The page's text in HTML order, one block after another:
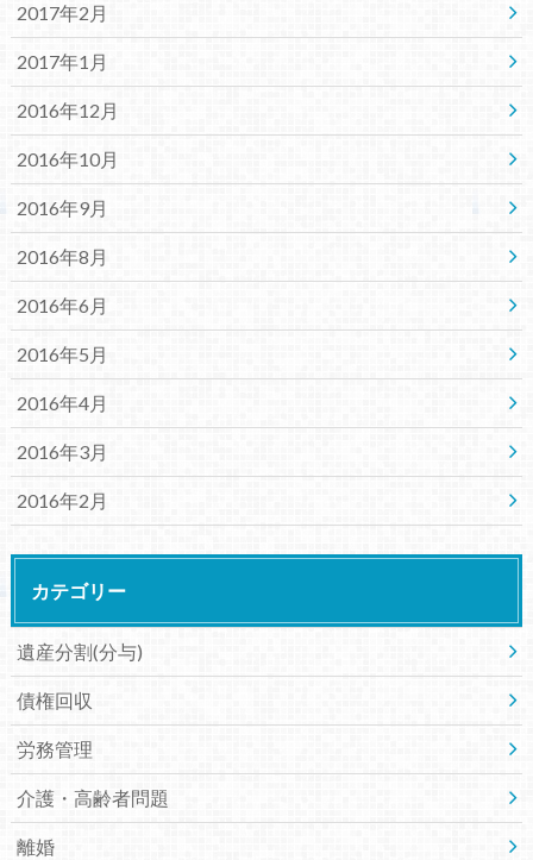
2017年2月
2017年1月
2016年12月
2016年10月
2016年9月
2016年8月
2016年6月
2016年5月
2016年4月
2016年3月
2016年2月
カテゴリー
遺産分割(分与)
債権回収
労務管理
介護・高齢者問題
離婚